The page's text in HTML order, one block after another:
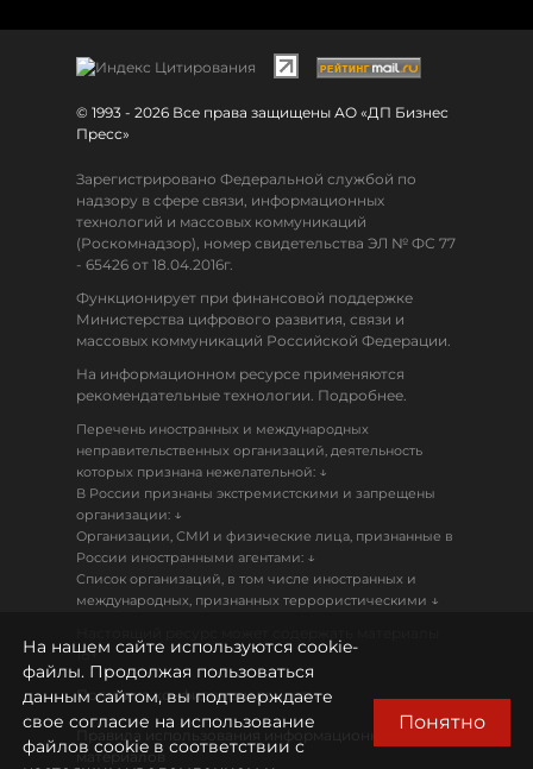
© 1993 - 2026 Все права защищены АО «ДП Бизнес
Пресс»
Зарегистрировано Федеральной службой по
надзору в сфере связи, информационных
технологий и массовых коммуникаций
(Роскомнадзор), номер свидетельства ЭЛ № ФС 77
- 65426 от 18.04.2016г.
Функционирует при финансовой поддержке
Министерства цифрового развития, связи и
массовых коммуникаций Российской Федерации.
На информационном ресурсе применяются
рекомендательные технологии. Подробнее.
Перечень иностранных и международных
неправительственных организаций, деятельность
которых признана нежелательной: ↓
В России признаны экстремистскими и запрещены
организации: ↓
Организации, СМИ и физические лица, признанные в
России иностранными агентами: ↓
Список организаций, в том числе иностранных и
международных, признанных террористическими ↓
18+
Политика конфиденциальности
Правила использования информационных
материалов
На нашем сайте используются cookie-
файлы. Продолжая пользоваться
данным сайтом, вы подтверждаете
свое согласие на использование
файлов cookie в соответствии с
Понятно